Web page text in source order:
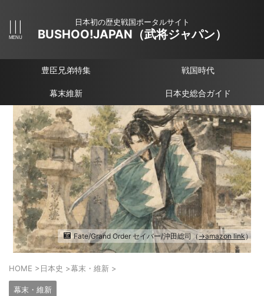
日本初の歴史戦国ポータルサイト
BUSHOO!JAPAN（武将ジャパン）
豊臣兄弟特集 戦国時代
幕末維新 日本史総合ガイド
Fate/Grand Order セイバー/沖田総司（ →amazon link ）
HOME >日本史 >幕末・維新 >
幕末・維新